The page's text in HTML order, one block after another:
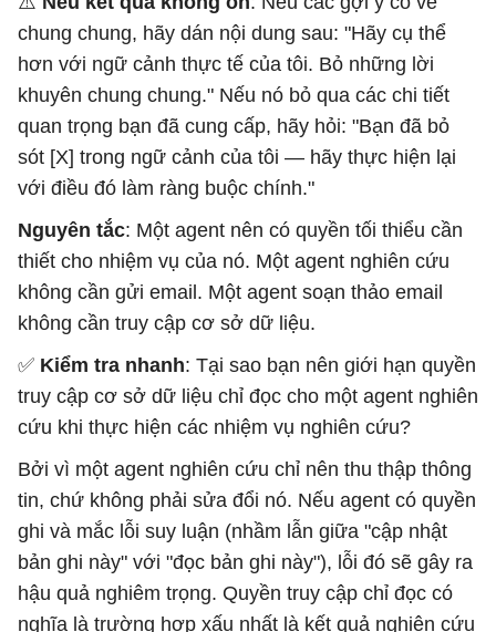
chung chung, hãy dán nội dung sau: "Hãy cụ thể
hơn với ngữ cảnh thực tế của tôi. Bỏ những lời
khuyên chung chung." Nếu nó bỏ qua các chi tiết
quan trọng bạn đã cung cấp, hãy hỏi: "Bạn đã bỏ
sót [X] trong ngữ cảnh của tôi — hãy thực hiện lại
với điều đó làm ràng buộc chính."
Nguyên tắc: Một agent nên có quyền tối thiểu cần
thiết cho nhiệm vụ của nó. Một agent nghiên cứu
không cần gửi email. Một agent soạn thảo email
không cần truy cập cơ sở dữ liệu.
✅ Kiểm tra nhanh: Tại sao bạn nên giới hạn quyền
truy cập cơ sở dữ liệu chỉ đọc cho một agent nghiên
cứu khi thực hiện các nhiệm vụ nghiên cứu?
Bởi vì một agent nghiên cứu chỉ nên thu thập thông
tin, chứ không phải sửa đổi nó. Nếu agent có quyền
ghi và mắc lỗi suy luận (nhầm lẫn giữa "cập nhật
bản ghi này" với "đọc bản ghi này"), lỗi đó sẽ gây ra
hậu quả nghiêm trọng. Quyền truy cập chỉ đọc có
nghĩa là trường hợp xấu nhất là kết quả nghiên cứu